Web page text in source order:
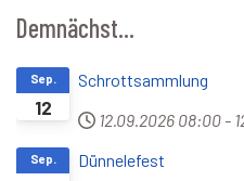
Demnächst...
12
Sep.
Schrottsammlung
12.09.2026 08:00 -
Sep.
Dünnelefest